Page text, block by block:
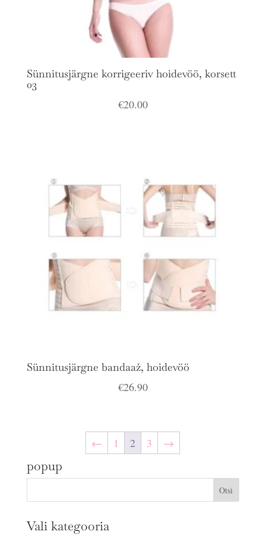
Sünnitusjärgne korrigeeriv hoidevöö, korsett
03
€20.00
Sünnitusjärgne bandaaž, hoidevöö
€26.90
← 1 2 3 →
popup
Vali kategooria